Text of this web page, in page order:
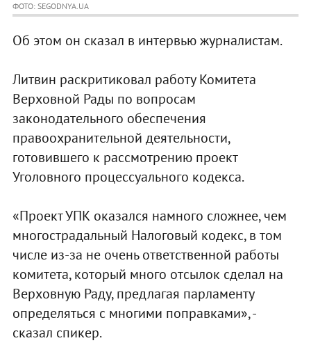
ФОТО: SEGODNYA.UA
Об этом он сказал в интервью журналистам.
Литвин раскритиковал работу Комитета
Верховной Рады по вопросам
законодательного обеспечения
правоохранительной деятельности,
готовившего к рассмотрению проект
Уголовного процессуального кодекса.
«Проект УПК оказался намного сложнее, чем
многострадальный Налоговый кодекс, в том
числе из-за не очень ответственной работы
комитета, который много отсылок сделал на
Верховную Раду, предлагая парламенту
определяться с многими поправками», -
сказал спикер.